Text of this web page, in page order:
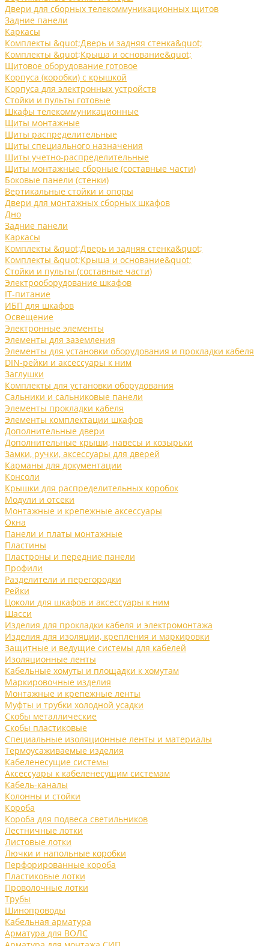
Двери для сборных телекоммуникационных щитов
Задние панели
Каркасы
Комплекты &quot;Дверь и задняя стенка&quot;
Комплекты &quot;Крыша и основание&quot;
Щитовое оборудование готовое
Корпуса (коробки) с крышкой
Корпуса для электронных устройств
Стойки и пульты готовые
Шкафы телекоммуникационные
Щиты монтажные
Щиты распределительные
Щиты специального назначения
Щиты учетно-распределительные
Щиты монтажные сборные (составные части)
Боковые панели (стенки)
Вертикальные стойки и опоры
Двери для монтажных сборных шкафов
Дно
Задние панели
Каркасы
Комплекты &quot;Дверь и задняя стенка&quot;
Комплекты &quot;Крыша и основание&quot;
Стойки и пульты (составные части)
Электрооборудование шкафов
IT-питание
ИБП для шкафов
Освещение
Электронные элементы
Элементы для заземления
Элементы для установки оборудования и прокладки кабеля
DIN-рейки и аксессуары к ним
Заглушки
Комплекты для установки оборудования
Сальники и сальниковые панели
Элементы прокладки кабеля
Элементы комплектации шкафов
Дополнительные двери
Дополнительные крыши, навесы и козырьки
Замки, ручки, аксессуары для дверей
Карманы для документации
Консоли
Крышки для распределительных коробок
Модули и отсеки
Монтажные и крепежные аксессуары
Окна
Панели и платы монтажные
Пластины
Пластроны и передние панели
Профили
Разделители и перегородки
Рейки
Цоколи для шкафов и аксессуары к ним
Шасси
Изделия для прокладки кабеля и электромонтажа
Изделия для изоляции, крепления и маркировки
Защитные и ведущие системы для кабелей
Изоляционные ленты
Кабельные хомуты и площадки к хомутам
Маркировочные изделия
Монтажные и крепежные ленты
Муфты и трубки холодной усадки
Скобы металлические
Скобы пластиковые
Специальные изоляционные ленты и материалы
Термоусаживаемые изделия
Кабеленесущие системы
Аксессуары к кабеленесущим системам
Кабель-каналы
Колонны и стойки
Короба
Короба для подвеса светильников
Лестничные лотки
Листовые лотки
Лючки и напольные коробки
Перфорированные короба
Пластиковые лотки
Проволочные лотки
Трубы
Шинопроводы
Кабельная арматура
Арматура для ВОЛС